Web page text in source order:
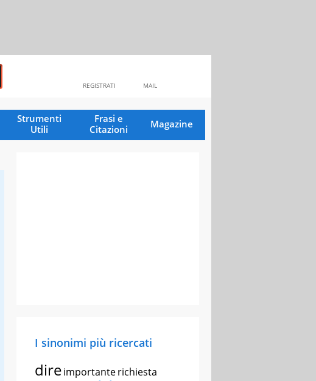
MAIL
REGISTRATI
Strumenti
Utili
Frasi e
Citazioni
Magazine
I sinonimi più ricercati
direimportanterichiesta